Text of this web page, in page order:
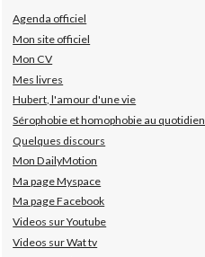
Agenda officiel
Mon site officiel
Mon CV
Mes livres
Hubert, l'amour d'une vie
Sérophobie et homophobie au quotidien
Quelques discours
Mon DailyMotion
Ma page Myspace
Ma page Facebook
Videos sur Youtube
Videos sur Wat tv